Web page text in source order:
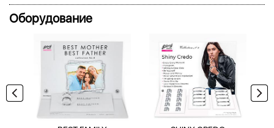
Оборудование